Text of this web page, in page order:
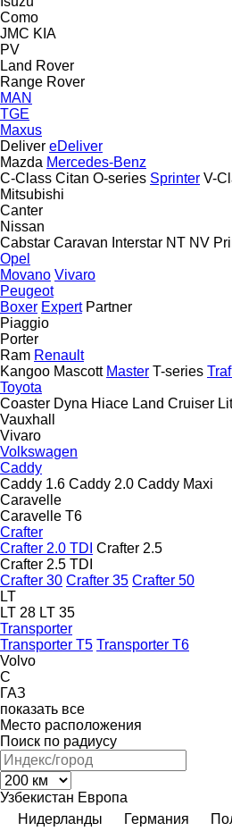
Como
JMC KIA
PV
Land Rover
Range Rover
MAN
TGE
Maxus
Deliver eDeliver
Mazda Mercedes-Benz
C-Class Citan O-series Sprinter V-
Mitsubishi
Canter
Nissan
Cabstar Caravan Interstar NT NV
Opel
Movano Vivaro
Peugeot
Boxer Expert Partner
Piaggio
Porter
Ram Renault
Kangoo Mascott Master T-series
Toyota
Coaster Dyna Hiace Land Cruiser
Vauxhall
Vivaro
Volkswagen
Caddy
Caddy 1.6 Caddy 2.0 Caddy Maxi
Caravelle
Caravelle T6
Crafter
Crafter 2.0 TDI Crafter 2.5
Crafter 2.5 TDI
Crafter 30 Crafter 35 Crafter 50
LT
LT 28 LT 35
Transporter
Transporter T5 Transporter T6
Volvo
C
ГАЗ
показать все
Место расположения
Поиск по радиусу
Узбекистан Европа
Нидерланды
Германия